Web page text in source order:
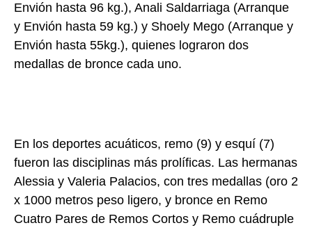
Envión hasta 96 kg.), Anali Saldarriaga (Arranque
y Envión hasta 59 kg.) y Shoely Mego (Arranque y
Envión hasta 55kg.), quienes lograron dos
medallas de bronce cada uno.
En los deportes acuáticos, remo (9) y esquí (7)
fueron las disciplinas más prolíficas. Las hermanas
Alessia y Valeria Palacios, con tres medallas (oro 2
x 1000 metros peso ligero, y bronce en Remo
Cuatro Pares de Remos Cortos y Remo cuádruple